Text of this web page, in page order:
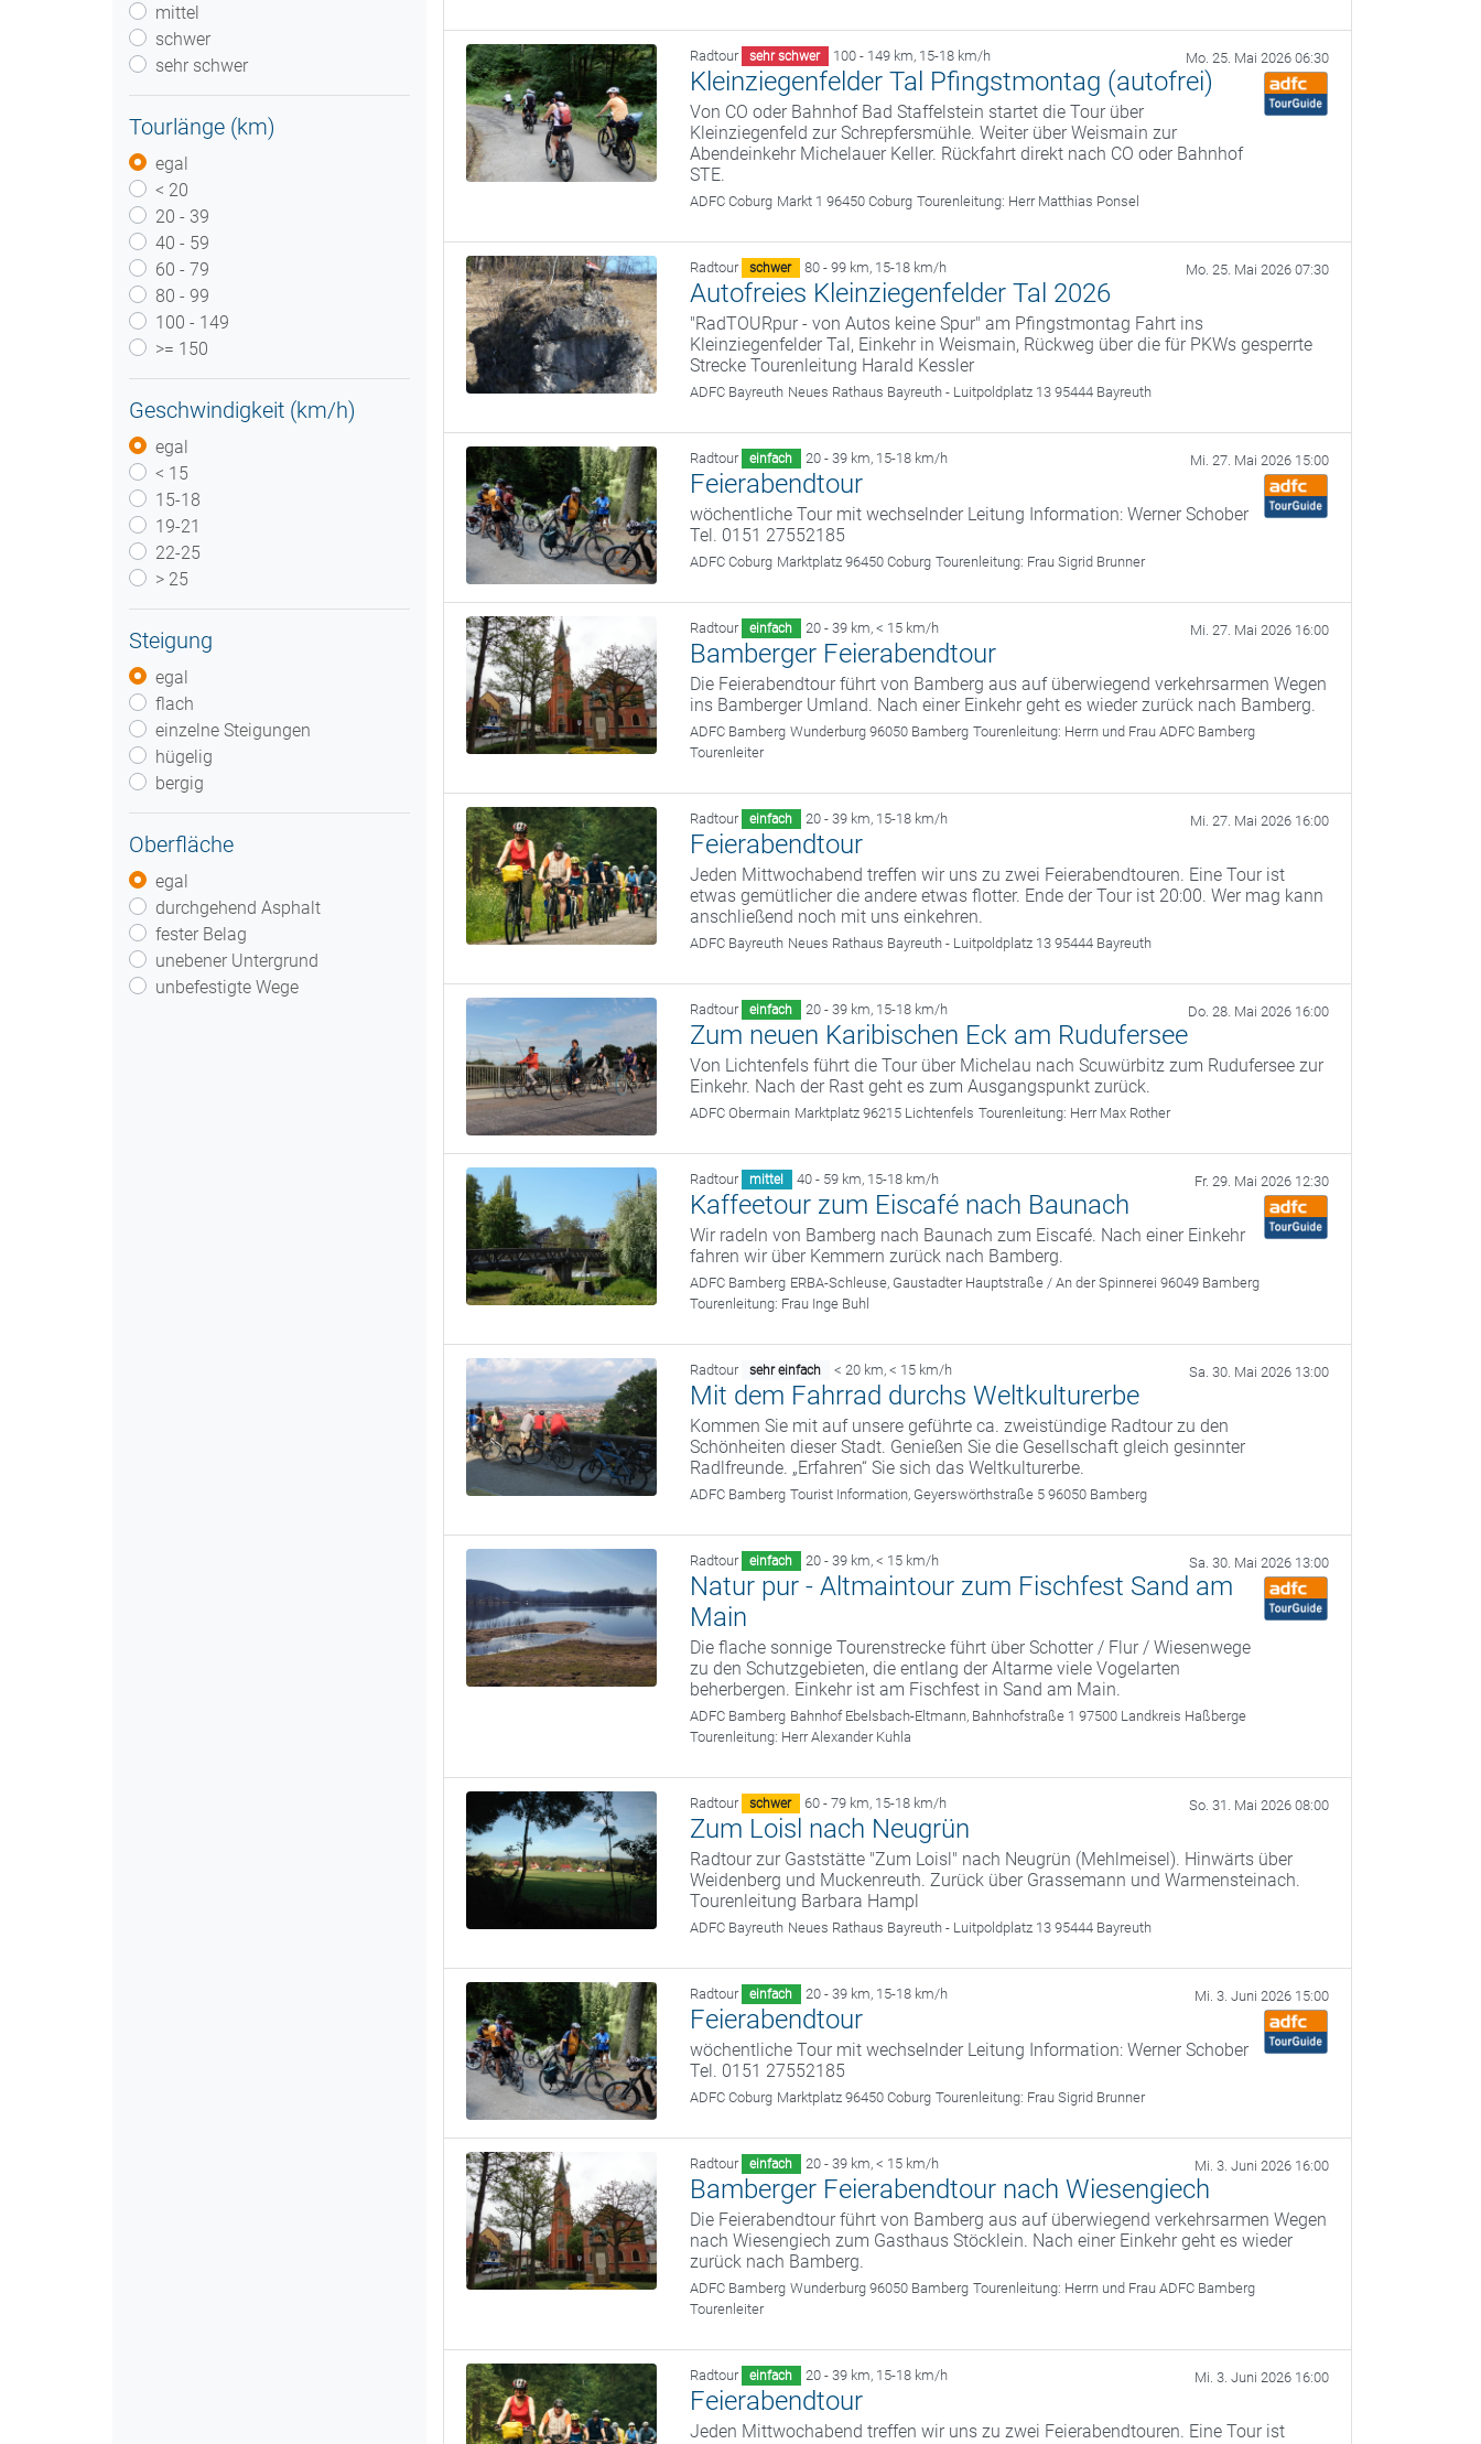
mittel
schwer
sehr schwer
Tourlänge (km)
egal
< 20
20 - 39
40 - 59
60 - 79
80 - 99
100 - 149
>= 150
Geschwindigkeit (km/h)
egal
< 15
15-18
19-21
22-25
> 25
Steigung
egal
flach
einzelne Steigungen
hügelig
bergig
Oberfläche
egal
durchgehend Asphalt
fester Belag
unebener Untergrund
unbefestigte Wege
Radtour sehr schwer 100 - 149 km, 15-18 km/h Mo. 25. Mai 2026 06:30
Kleinziegenfelder Tal Pfingstmontag (autofrei)
Von CO oder Bahnhof Bad Staffelstein startet die Tour über
Kleinziegenfeld zur Schrepfersmühle. Weiter über Weismain zur
Abendeinkehr Michelauer Keller. Rückfahrt direkt nach CO oder Bahnhof
STE.
ADFC Coburg Markt 1 96450 Coburg Tourenleitung: Herr Matthias Ponsel
Radtour schwer 80 - 99 km, 15-18 km/h Mo. 25. Mai 2026 07:30
Autofreies Kleinziegenfelder Tal 2026
"RadTOURpur - von Autos keine Spur" am Pfingstmontag Fahrt ins
Kleinziegenfelder Tal, Einkehr in Weismain, Rückweg über die für PKWs gesperrte
Strecke Tourenleitung Harald Kessler
ADFC Bayreuth Neues Rathaus Bayreuth - Luitpoldplatz 13 95444 Bayreuth
Radtour einfach 20 - 39 km, 15-18 km/h Mi. 27. Mai 2026 15:00
Feierabendtour
wöchentliche Tour mit wechselnder Leitung Information: Werner Schober
Tel. 0151 27552185
ADFC Coburg Marktplatz 96450 Coburg Tourenleitung: Frau Sigrid Brunner
Radtour einfach 20 - 39 km, < 15 km/h Mi. 27. Mai 2026 16:00
Bamberger Feierabendtour
Die Feierabendtour führt von Bamberg aus auf überwiegend verkehrsarmen Wegen
ins Bamberger Umland. Nach einer Einkehr geht es wieder zurück nach Bamberg.
ADFC Bamberg Wunderburg 96050 Bamberg Tourenleitung: Herrn und Frau ADFC Bamberg
Tourenleiter
Radtour einfach 20 - 39 km, 15-18 km/h Mi. 27. Mai 2026 16:00
Feierabendtour
Jeden Mittwochabend treffen wir uns zu zwei Feierabendtouren. Eine Tour ist
etwas gemütlicher die andere etwas flotter. Ende der Tour ist 20:00. Wer mag kann
anschließend noch mit uns einkehren.
ADFC Bayreuth Neues Rathaus Bayreuth - Luitpoldplatz 13 95444 Bayreuth
Radtour einfach 20 - 39 km, 15-18 km/h Do. 28. Mai 2026 16:00
Zum neuen Karibischen Eck am Rudufersee
Von Lichtenfels führt die Tour über Michelau nach Scuwürbitz zum Rudufersee zur
Einkehr. Nach der Rast geht es zum Ausgangspunkt zurück.
ADFC Obermain Marktplatz 96215 Lichtenfels Tourenleitung: Herr Max Rother
Radtour mittel 40 - 59 km, 15-18 km/h Fr. 29. Mai 2026 12:30
Kaffeetour zum Eiscafé nach Baunach
Wir radeln von Bamberg nach Baunach zum Eiscafé. Nach einer Einkehr
fahren wir über Kemmern zurück nach Bamberg.
ADFC Bamberg ERBA-Schleuse, Gaustadter Hauptstraße / An der Spinnerei 96049 Bamberg
Tourenleitung: Frau Inge Buhl
Radtour sehr einfach < 20 km, < 15 km/h Sa. 30. Mai 2026 13:00
Mit dem Fahrrad durchs Weltkulturerbe
Kommen Sie mit auf unsere geführte ca. zweistündige Radtour zu den
Schönheiten dieser Stadt. Genießen Sie die Gesellschaft gleich gesinnter
Radlfreunde. „Erfahren“ Sie sich das Weltkulturerbe.
ADFC Bamberg Tourist Information, Geyerswörthstraße 5 96050 Bamberg
Radtour einfach 20 - 39 km, < 15 km/h Sa. 30. Mai 2026 13:00
Natur pur - Altmaintour zum Fischfest Sand am
Main
Die flache sonnige Tourenstrecke führt über Schotter / Flur / Wiesenwege
zu den Schutzgebieten, die entlang der Altarme viele Vogelarten
beherbergen. Einkehr ist am Fischfest in Sand am Main.
ADFC Bamberg Bahnhof Ebelsbach-Eltmann, Bahnhofstraße 1 97500 Landkreis Haßberge
Tourenleitung: Herr Alexander Kuhla
Radtour schwer 60 - 79 km, 15-18 km/h So. 31. Mai 2026 08:00
Zum Loisl nach Neugrün
Radtour zur Gaststätte "Zum Loisl" nach Neugrün (Mehlmeisel). Hinwärts über
Weidenberg und Muckenreuth. Zurück über Grassemann und Warmensteinach.
Tourenleitung Barbara Hampl
ADFC Bayreuth Neues Rathaus Bayreuth - Luitpoldplatz 13 95444 Bayreuth
Radtour einfach 20 - 39 km, 15-18 km/h Mi. 3. Juni 2026 15:00
Feierabendtour
wöchentliche Tour mit wechselnder Leitung Information: Werner Schober
Tel. 0151 27552185
ADFC Coburg Marktplatz 96450 Coburg Tourenleitung: Frau Sigrid Brunner
Radtour einfach 20 - 39 km, < 15 km/h Mi. 3. Juni 2026 16:00
Bamberger Feierabendtour nach Wiesengiech
Die Feierabendtour führt von Bamberg aus auf überwiegend verkehrsarmen Wegen
nach Wiesengiech zum Gasthaus Stöcklein. Nach einer Einkehr geht es wieder
zurück nach Bamberg.
ADFC Bamberg Wunderburg 96050 Bamberg Tourenleitung: Herrn und Frau ADFC Bamberg
Tourenleiter
Radtour einfach 20 - 39 km, 15-18 km/h Mi. 3. Juni 2026 16:00
Feierabendtour
Jeden Mittwochabend treffen wir uns zu zwei Feierabendtouren. Eine Tour ist